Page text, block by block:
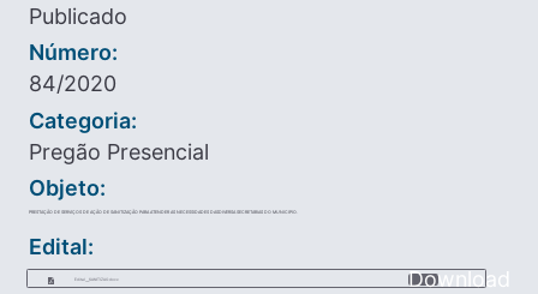
Publicado
Número:
84/2020
Categoria:
Pregão Presencial
Objeto:
PRESTAÇÃO DE SERVIÇOS DE AÇÃO DE SANITIZAÇÃO PARA ATENDER AS NECESSIDADES DASDIVERSA SECRETARIAS DO MUNICIPIO.
Edital:
Edital___SANITIZAO.docx Download